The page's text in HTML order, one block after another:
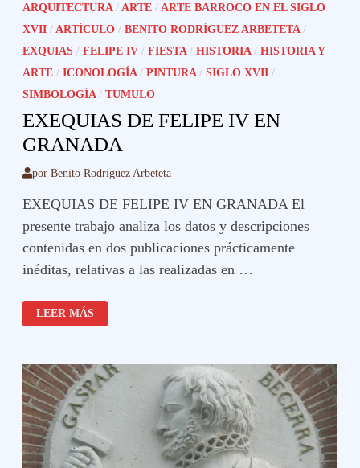
ARQUITECTURA / ARTE / ARTE BARROCO EN EL SIGLO
XVII / ARTÍCULO /BENITO RODRÍGUEZ ARBETETA /
EXQUIAS /FELIPE IV /FIESTA /HISTORIA /HISTORIA Y
ARTE /ICONOLOGÍA /PINTURA /SIGLO XVII /
SIMBOLOGÍA /TUMULO
EXEQUIAS DE FELIPE IV EN
GRANADA
porBenito Rodriguez Arbeteta
EXEQUIAS DE FELIPE IV EN GRANADA El
presente trabajo analiza los datos y descripciones
contenidas en dos publicaciones prácticamente
inéditas, relativas a las realizadas en …
EXEQUIAS
DE
FELIPE
GRANADA
LEER MÁS